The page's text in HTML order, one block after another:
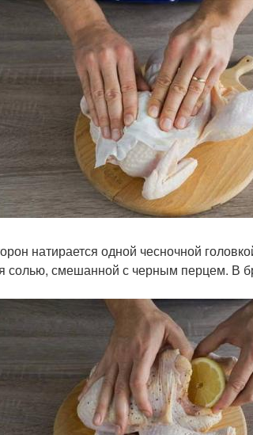
натирается одной чесночной
солью, смешанной с черным перцем. В